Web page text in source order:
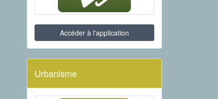
Accéder à l'application
Urbanisme